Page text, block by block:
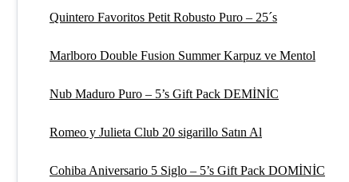
Quintero Favoritos Petit Robusto Puro – 25´s
Marlboro Double Fusion Summer Karpuz ve Mentol
Nub Maduro Puro – 5’s Gift Pack DEMİNİC
Romeo y Julieta Club 20 sigarillo Satın Al
Cohiba Aniversario 5 Siglo – 5’s Gift Pack DOMİNİC